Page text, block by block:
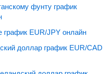
фунту график
график EUR/JPY онлайн
доллар график EUR/CAD